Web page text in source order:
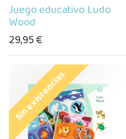
Juego educativo Ludo
Wood
29,95€
Sin existencias